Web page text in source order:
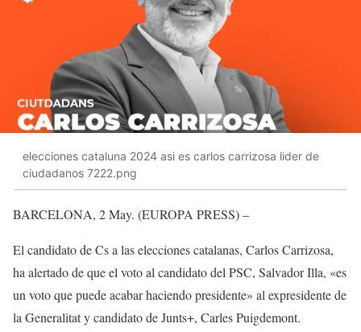
elecciones cataluna 2024 asi es carlos carrizosa lider de
ciudadanos 7222.png
BARCELONA, 2 May. (EUROPA PRESS) –
El candidato de Cs a las elecciones catalanas, Carlos Carrizosa,
ha alertado de que el voto al candidato del PSC, Salvador Illa, «es
un voto que puede acabar haciendo presidente» al expresidente de
la Generalitat y candidato de Junts+, Carles Puigdemont.